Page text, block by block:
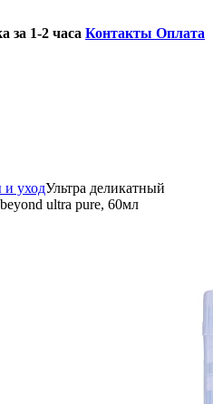
за 1-2 часа Контакты Оплата
и уходУльтра деликатный
ultra pure, 60мл